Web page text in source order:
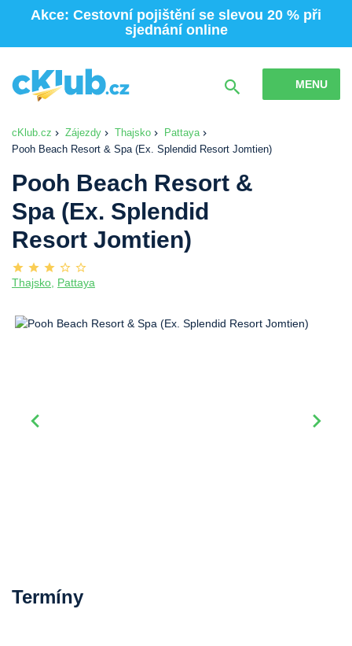
Akce: Cestovní pojištění se slevou 20 % při
sjednání online
MENU
cKlub.cz Zájezdy Thajsko
Pattaya
Pooh Beach Resort & Spa (Ex. Splendid Resort Jomtien)
Pooh Beach Resort &
Spa (Ex. Splendid
Resort Jomtien)
Thajsko, Pattaya
Termíny